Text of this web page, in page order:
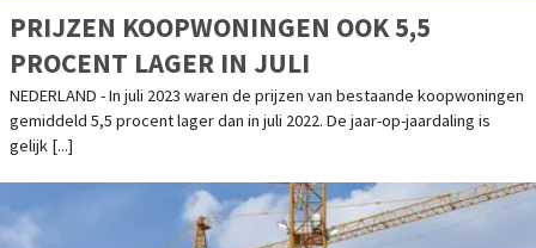
PRIJZEN KOOPWONINGEN OOK 5,5
PROCENT LAGER IN JULI
NEDERLAND - In juli 2023 waren de prijzen van bestaande koopwoningen
gemiddeld 5,5 procent lager dan in juli 2022. De jaar-op-jaardaling is
gelijk [...]